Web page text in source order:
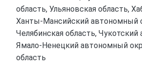
область, Ульяновская область,
Ханты-Мансийский автономный
Челябинская область,
Ямало-Ненецкий автономный
область